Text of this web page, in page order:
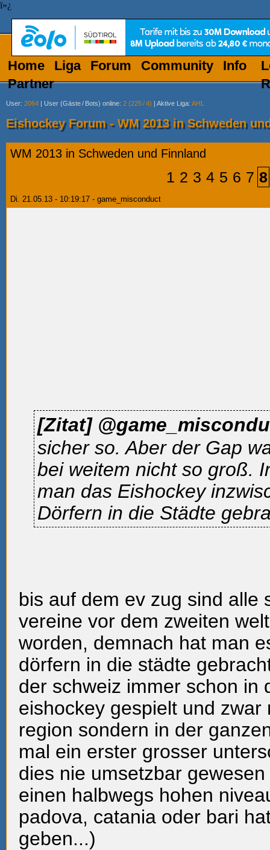
ï»¿
Home Liga Forum Community
Info
Partner
User: 2064 | User (Gäste/ Bots) online: 2 (225/4) | Aktive Liga: AHL
Eishockey Forum - WM 2013 in Schweden
WM 2013 in Schweden und Finnland
1 2 3 4 5 6 7 8
Di. 21.05.13 - 10:19:17 - game_misconduct
[Zitat]
sicher so. Aber der Gap
bei weitem nicht so groß.
man das Eishockey
Dörfern in die Städte
bis auf dem ev zug sind alle
vereine vor dem zweiten
worden, demnach hat man
dörfern in die städte
der schweiz immer schon in
eishockey gespielt und zwar
region sondern in der
mal ein erster grosser
dies nie umsetzbar
einen halbwegs hohen
padova, catania oder bari
geben...)